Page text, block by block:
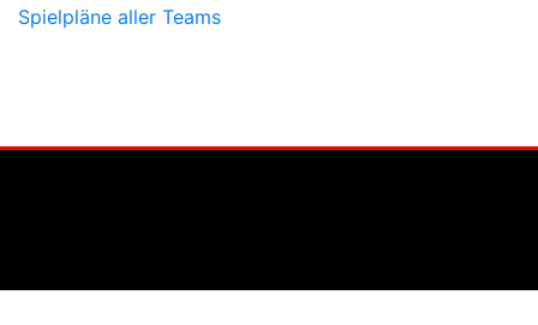
Spielpläne aller Teams